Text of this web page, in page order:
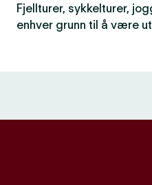
Fjellturer, sykkelturer,
enhver grunn til å være